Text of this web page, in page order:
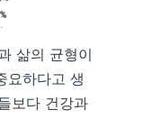
삶의 균형이
요하다고 생
보다 건강과